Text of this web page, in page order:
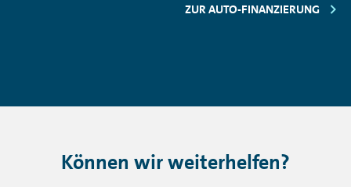
ZUR AUTO-FINANZIERUNG
Können wir weiterhelfen?